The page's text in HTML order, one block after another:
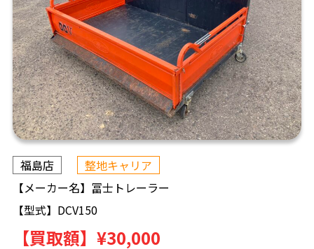
福島店
整地キャリア
【メーカー名】 冨士トレーラー
【型式】 DCV150
【買取額】 ¥30,000